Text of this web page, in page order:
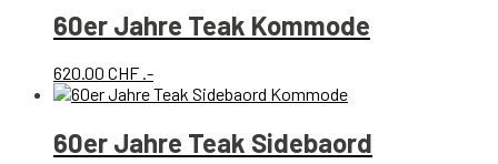
60er Jahre Teak Kommode
620.00 CHF .-
60er Jahre Teak Sidebaord